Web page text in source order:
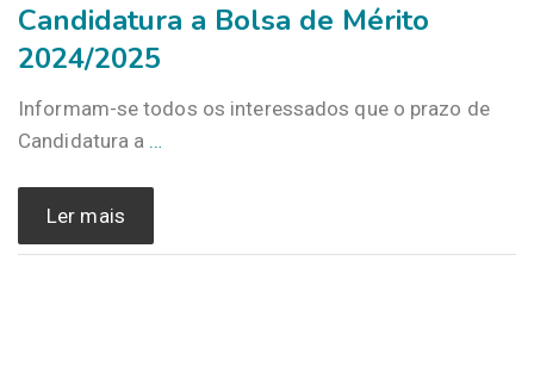
Candidatura a Bolsa de Mérito
2024/2025
Informam-se todos os interessados que o prazo de
Candidatura a …
Ler mais